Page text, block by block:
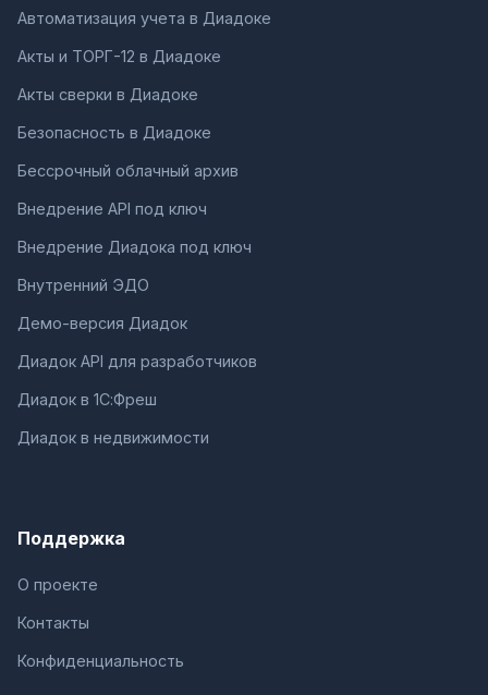
Автоматизация учета в Диадоке
Акты и ТОРГ-12 в Диадоке
Акты сверки в Диадоке
Безопасность в Диадоке
Бессрочный облачный архив
Внедрение API под ключ
Внедрение Диадока под ключ
Внутренний ЭДО
Демо-версия Диадок
Диадок API для разработчиков
Диадок в 1С:Фреш
Диадок в недвижимости
Поддержка
О проекте
Контакты
Конфиденциальность